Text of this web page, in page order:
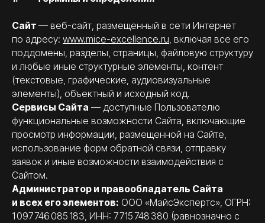
Сайт — веб-сайт, размещенный в сети Интернет
по адресу: www.mice-excellence.ru, включая все его
поддомены, разделы, страницы, файловую структуру
и любые иные структурные элементы, контент
(текстовые, графические, аудиовизуальные
элементы), объектный и исходный код.
Сервисы Сайта — доступные Пользователю
функциональные возможности Сайта, включающие
просмотр информации, размещенной на Сайте,
использование форм обратной связи, отправку
заявок и иные возможности взаимодействия с
Сайтом.
Администратор и правообладатель Сайта
и всех его элементов: ООО «МайсЭкспертс», ОГРН:
1 097 746 085 183, ИНН: 7 715 748 380 (равнозначно с